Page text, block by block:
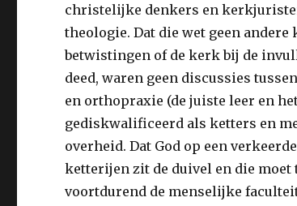
christelijke denkers en
theologie. Dat die wet geen
betwistingen of de kerk bij de
deed, waren geen discussies
en orthopraxie (de juiste leer en
gediskwalificeerd als ketters en
overheid. Dat God op een
ketterijen zit de duivel en die moet
voortdurend de menselijke